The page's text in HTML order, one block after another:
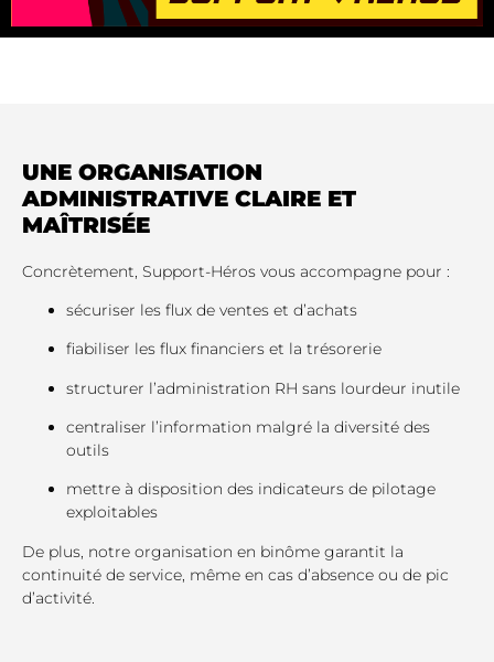
UNE ORGANISATION
ADMINISTRATIVE CLAIRE ET
MAÎTRISÉE
Concrètement, Support-Héros vous accompagne pour :
sécuriser les flux de ventes et d’achats
fiabiliser les flux financiers et la trésorerie
structurer l’administration RH sans lourdeur inutile
centraliser l’information malgré la diversité des
outils
mettre à disposition des indicateurs de pilotage
exploitables
De plus, notre organisation en binôme garantit la
continuité de service, même en cas d’absence ou de pic
d’activité.